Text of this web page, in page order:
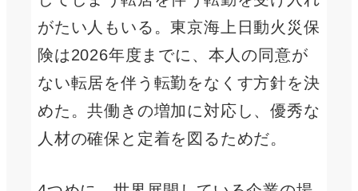
がたい人もいる。東京海上日動火災保
険は2026年度までに、本人の同意が
ない転居を伴う転勤をなくす方針を決
めた。共働きの増加に対応し、優秀な
人材の確保と定着を図るためだ。